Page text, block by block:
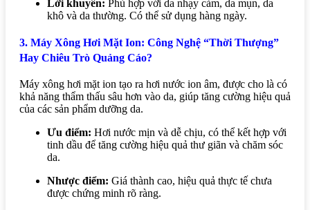
Lời khuyên: Phù hợp với da nhạy cảm, da mụn, da
khô và da thường. Có thể sử dụng hàng ngày.
3. Máy Xông Hơi Mặt Ion: Công Nghệ “Thời Thượng”
Hay Chiêu Trò Quảng Cáo?
Máy xông hơi mặt ion tạo ra hơi nước ion âm, được cho là có
khả năng thẩm thấu sâu hơn vào da, giúp tăng cường hiệu quả
của các sản phẩm dưỡng da.
Ưu điểm: Hơi nước mịn và dễ chịu, có thể kết hợp với
tinh dầu để tăng cường hiệu quả thư giãn và chăm sóc
da.
Nhược điểm: Giá thành cao, hiệu quả thực tế chưa
được chứng minh rõ ràng.